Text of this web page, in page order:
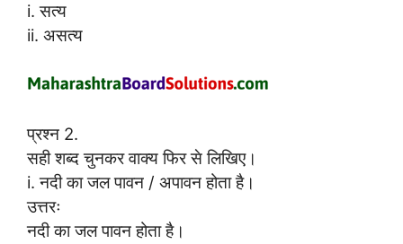
i. सत्य
ii. असत्य
प्रश्न 2.
सही शब्द चुनकर वाक्य फिर से लिखिए।
i. नदी का जल पावन / अपावन होता है।
उत्तरः
नदी का जल पावन होता है।